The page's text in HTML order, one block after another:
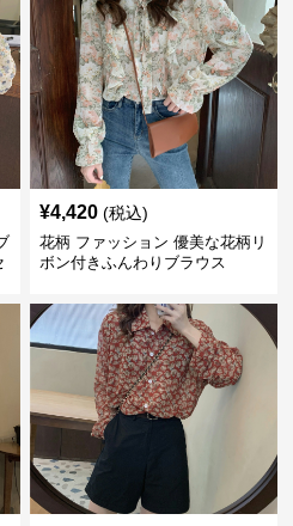
¥4,420 (税込)
花柄 ファッション 優美な花柄リ
ボン付きふんわりブラウス